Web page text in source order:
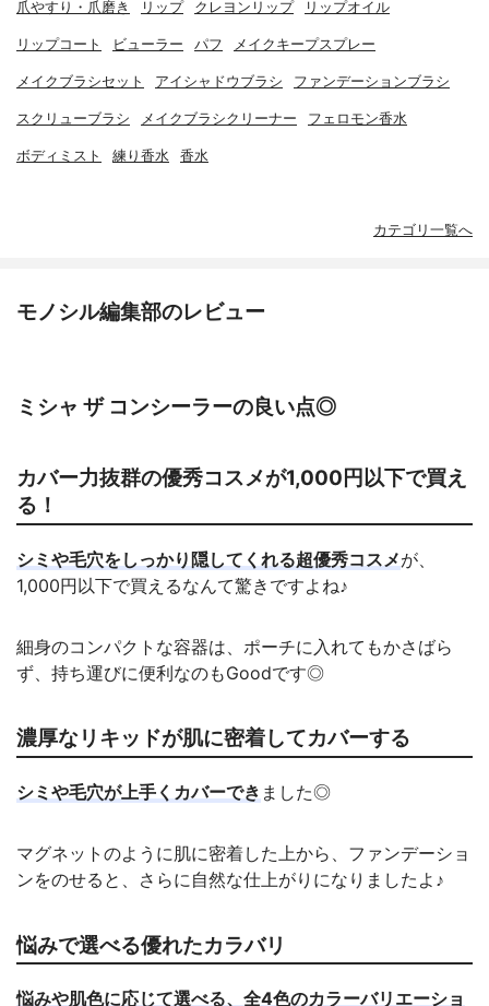
爪やすり・爪磨き リップ クレヨンリップ リップオイル
リップコート ビューラー パフ メイクキープスプレー
メイクブラシセット アイシャドウブラシ ファンデーションブラシ
スクリューブラシ メイクブラシクリーナー フェロモン香水
ボディミスト 練り香水 香水
カテゴリ一覧へ
モノシル編集部のレビュー
ミシャ ザ コンシーラーの良い点◎
カバー力抜群の優秀コスメが1,000円以下で買え
る！
シミや毛穴をしっかり隠してくれる超優秀コスメが、
1,000円以下で買えるなんて驚きですよね♪
細身のコンパクトな容器は、ポーチに入れてもかさばら
ず、持ち運びに便利なのもGoodです◎
濃厚なリキッドが肌に密着してカバーする
シミや毛穴が上手くカバーでき ました◎
マグネットのように肌に密着した上から、ファンデーショ
ンをのせると、さらに自然な仕上がりになりましたよ♪
悩みで選べる優れたカラバリ
悩みや肌色に応じて選べる、全4色のカラーバリエーショ